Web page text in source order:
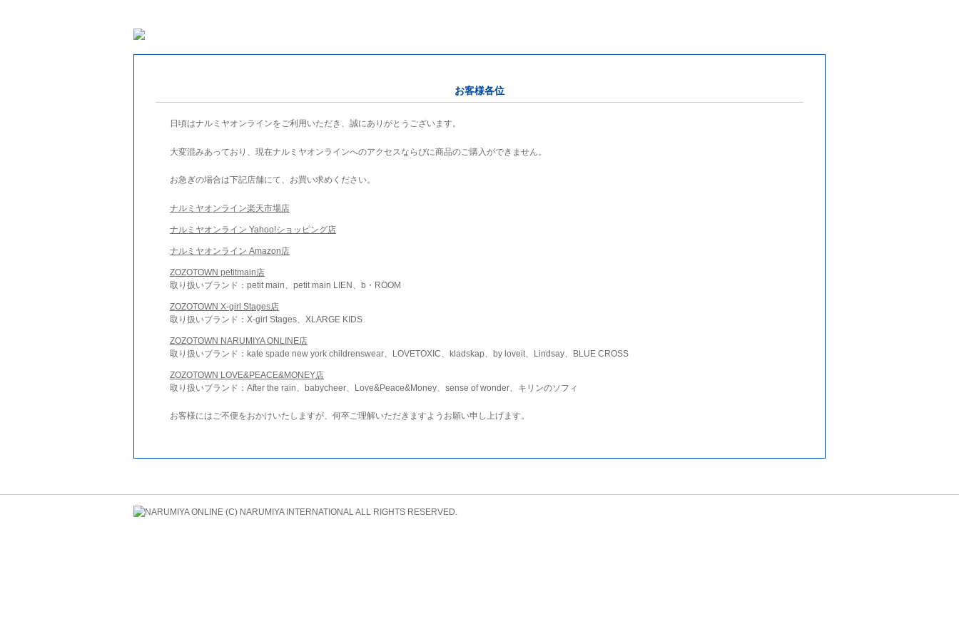
お客様各位
日頃はナルミヤオンラインをご利用いただき、誠にありがとうございます。
大変混みあっており、現在ナルミヤオンラインへのアクセスならびに商品のご購入ができません。
お急ぎの場合は下記店舗にて、お買い求めください。
ナルミヤオンライン楽天市場店
ナルミヤオンライン Yahoo!ショッピング店
ナルミヤオンライン Amazon店
ZOZOTOWN petitmain店
取り扱いブランド：petit main、petit main LIEN、b・ROOM
ZOZOTOWN X-girl Stages店
取り扱いブランド：X-girl Stages、XLARGE KIDS
ZOZOTOWN NARUMIYA ONLINE店
取り扱いブランド：kate spade new york childrenswear、LOVETOXIC、kladskap、by loveit、Lindsay、BLUE CROSS
ZOZOTOWN LOVE&PEACE&MONEY店
取り扱いブランド：After the rain、babycheer、Love&Peace&Money、sense of wonder、キリンのソフィ
お客様にはご不便をおかけいたしますが、何卒ご理解いただきますようお願い申し上げます。